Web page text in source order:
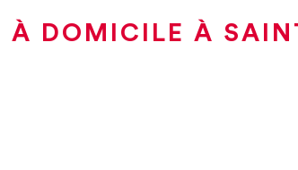
À DOMICILE À